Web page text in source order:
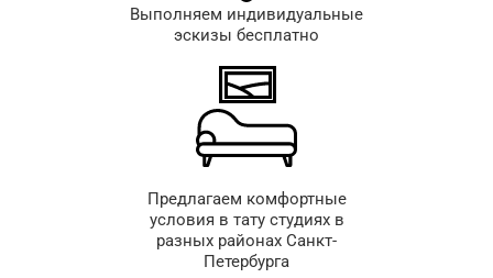
Выполняем индивидуальные
эскизы бесплатно
Предлагаем комфортные
условия в тату студиях в
разных районах Санкт-
Петербурга